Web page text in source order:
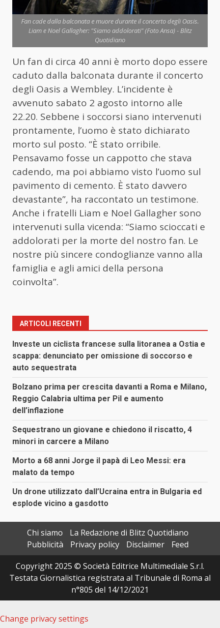
Fan cade dalla balconata e muore durante il concerto degli Oasis.
Liam e Noel Gallagher: "Siamo addolorati" (Foto Ansa) - Blitz
Quotidiano
Un fan di circa 40 anni è morto dopo essere
caduto dalla balconata durante il concerto
degli Oasis a Wembley. L’incidente è
avvenuto sabato 2 agosto intorno alle
22.20. Sebbene i soccorsi siano intervenuti
prontamente, l’uomo è stato dichiarato
morto sul posto. “È stato orribile.
Pensavamo fosse un cappotto che stava
cadendo, ma poi abbiamo visto l’uomo sul
pavimento di cemento. È stato davvero
devastante”, ha raccontato un testimone.
Anche i fratelli Liam e Noel Gallagher sono
intervenuti sulla vicenda: “Siamo scioccati e
addolorati per la morte del nostro fan. Le
nostre più sincere condoglianze vanno alla
famiglia e agli amici della persona
coinvolta”.
ARTICOLI RECENTI
Investe un ciclista francese sulla litoranea a Ostia e
scappa: denunciato per omissione di soccorso e
auto sequestrata
Bolzano prima per crescita davanti a Roma e Milano,
Reggio Calabria ultima per Pil e aumento
dell’inflazione
Sequestrano un giovane e chiedono il riscatto, 4
minori in carcere a Milano
Morto a 68 anni Jorge il papà di Leo Messi: era
malato da tempo
Un drone utilizzato dall’Ucraina entra in Bulgaria ed
esplode vicino a gasdotto
Chi siamo
La Redazione di Blitz Quotidiano
Pubblicità
Privacy policy Disclaimer
Feed
Copyright 2025 © Società Editrice Multimediale S.r.l.
Testata Giornalistica registrata al Tribunale di Roma al
n°805 del 14/12/2021
Change privacy settings